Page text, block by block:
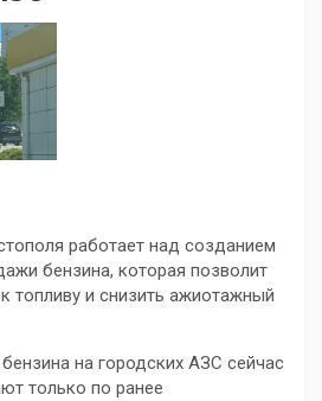
работает над созданием
бензина, которая позволит
топливу и снизить ажиотажный
на городских АЗС сейчас
только по ранее